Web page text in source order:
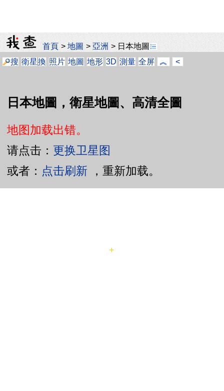
首頁 >地圖 >亞洲 > 日本地圖
搜 衛星換 照片 地圖 地形 3D 測量 全屏 ︽ <
日本地圖，衛星地圖、高清全圖
地图加载出错。
请点击： 更换卫星图
或者： 点击刷新 ，重新加载。